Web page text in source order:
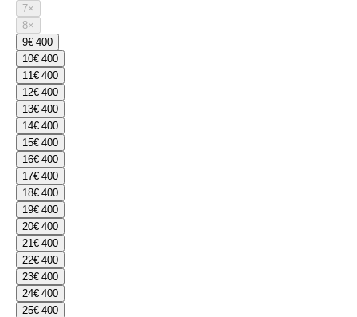
7×
8×
9€ 400
10€ 400
11€ 400
12€ 400
13€ 400
14€ 400
15€ 400
16€ 400
17€ 400
18€ 400
19€ 400
20€ 400
21€ 400
22€ 400
23€ 400
24€ 400
25€ 400